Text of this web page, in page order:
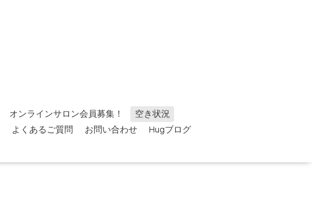
オンラインサロン会員募集！
空き状況
よくあるご質問 お問い合わせ
Hugブログ